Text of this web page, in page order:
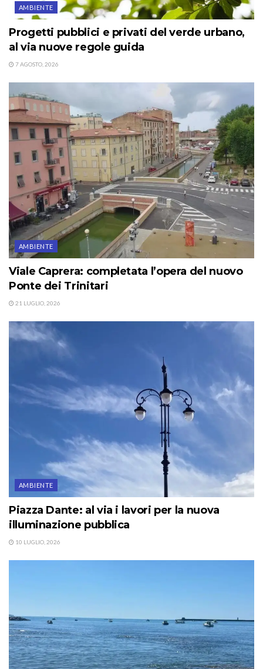
AMBIENTE
Progetti pubblici e privati del verde urbano,
al via nuove regole guida
7 AGOSTO, 2026
AMBIENTE
Viale Caprera: completata l’opera del nuovo
Ponte dei Trinitari
21 LUGLIO, 2026
AMBIENTE
Piazza Dante: al via i lavori per la nuova
illuminazione pubblica
10 LUGLIO, 2026